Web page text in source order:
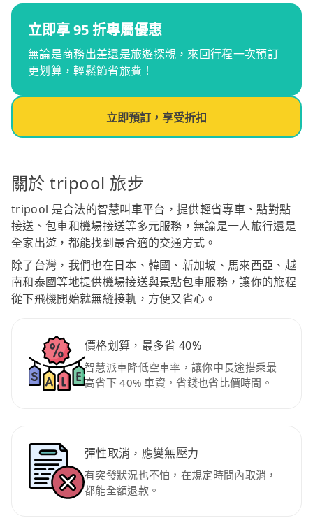
立即享 95 折專屬優惠
無論是商務出差還是旅遊探親，來回行程一次預訂
更划算，輕鬆節省旅費！
立即預訂，享受折扣
關於 tripool 旅步
tripool 是合法的智慧叫車平台，提供輕省專車、點對點
接送、包車和機場接送等多元服務，無論是一人旅行還是
全家出遊，都能找到最合適的交通方式。
除了台灣，我們也在日本、韓國、新加坡、馬來西亞、越
南和泰國等地提供機場接送與景點包車服務，讓你的旅程
從下飛機開始就無縫接軌，方便又省心。
價格划算，最多省 40%
智慧派車降低空車率，讓你中長途搭乘最
高省下 40% 車資，省錢也省比價時間。
彈性取消，應變無壓力
有突發狀況也不怕，在規定時間內取消，
都能全額退款。